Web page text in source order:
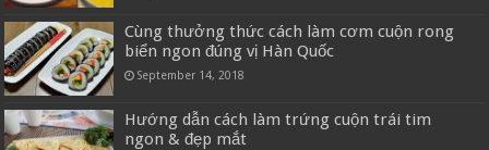
Cùng thưởng thức cách làm cơm cuộn rong
biển ngon đúng vị Hàn Quốc
September 14, 2018
Hướng dẫn cách làm trứng cuộn trái tim
ngon & đẹp mắt